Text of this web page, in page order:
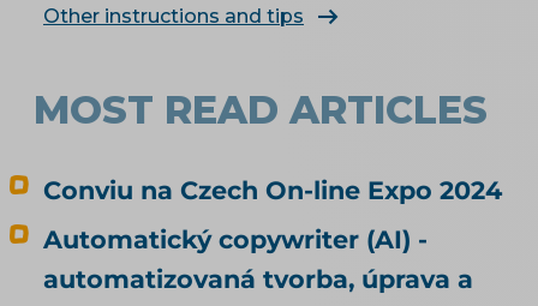
Other instructions and tips
MOST READ ARTICLES
Conviu na Czech On-line Expo 2024
Automatický copywriter (AI) -
automatizovaná tvorba, úprava a